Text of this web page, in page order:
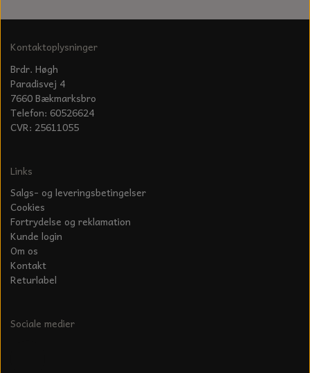
Kontaktoplysninger
Brdr. Høgh
Paradisvej 4
7660 Bækmarksbro
Telefon: 60526624
CVR: 25611055
Links
Salgs- og leveringsbetingelser
Cookies
Fortrydelse og reklamation
Kunde login
Om os
Kontakt
Returlabel
Sociale medier